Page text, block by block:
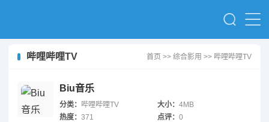
哔哩哔哩TV 首页 >> 综合影用 >> 哔哩哔哩TV
Biu音乐
分类： 哔哩哔哩TV 大小：4MB
热度： 371 点评：0